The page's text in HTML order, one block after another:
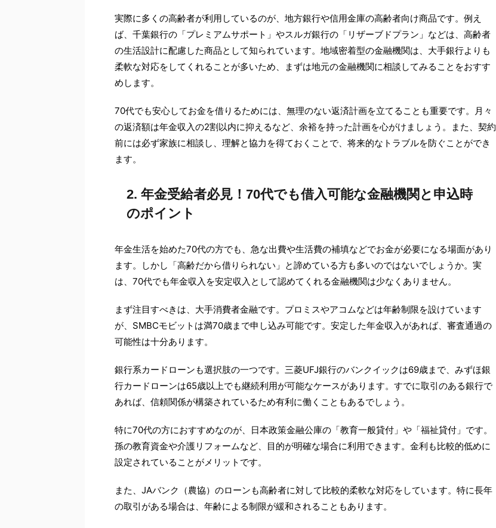
実際に多くの高齢者が利用しているのが、地方銀行や信用金庫の高齢者向け商品です。例え
ば、千葉銀行の「プレミアムサポート」やスルガ銀行の「リザーブドプラン」などは、高齢者
の生活設計に配慮した商品として知られています。地域密着型の金融機関は、大手銀行よりも
柔軟な対応をしてくれることが多いため、まずは地元の金融機関に相談してみることをおすす
めします。
70代でも安心してお金を借りるためには、無理のない返済計画を立てることも重要です。月々
の返済額は年金収入の2割以内に抑えるなど、余裕を持った計画を心がけましょう。また、契約
前には必ず家族に相談し、理解と協力を得ておくことで、将来的なトラブルを防ぐことができ
ます。
2. 年金受給者必見！70代でも借入可能な金融機関と申込時
のポイント
年金生活を始めた70代の方でも、急な出費や生活費の補填などでお金が必要になる場面があり
ます。しかし「高齢だから借りられない」と諦めている方も多いのではないでしょうか。実
は、70代でも年金収入を安定収入として認めてくれる金融機関は少なくありません。
まず注目すべきは、大手消費者金融です。プロミスやアコムなどは年齢制限を設けています
が、SMBCモビットは満70歳まで申し込み可能です。安定した年金収入があれば、審査通過の
可能性は十分あります。
銀行系カードローンも選択肢の一つです。三菱UFJ銀行のバンクイックは69歳まで、みずほ銀
行カードローンは65歳以上でも継続利用が可能なケースがあります。すでに取引のある銀行で
あれば、信頼関係が構築されているため有利に働くこともあるでしょう。
特に70代の方におすすめなのが、日本政策金融公庫の「教育一般貸付」や「福祉貸付」です。
孫の教育資金や介護リフォームなど、目的が明確な場合に利用できます。金利も比較的低めに
設定されていることがメリットです。
また、JAバンク（農協）のローンも高齢者に対して比較的柔軟な対応をしています。特に長年
の取引がある場合は、年齢による制限が緩和されることもあります。